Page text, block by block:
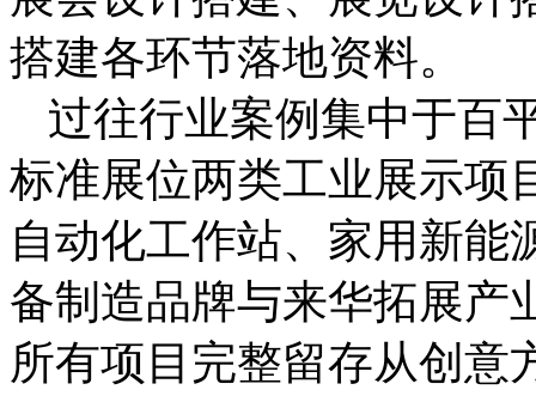
搭建各环节落地资料。
过往行业案例集中于百
标准展位两类工业展示项
自动化工作站、家用新能
备制造品牌与来华拓展产
所有项目完整留存从创意